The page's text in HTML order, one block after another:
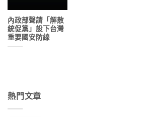
內政部聲請「解散
統促黨」設下台灣
重要國安防線
熱門文章